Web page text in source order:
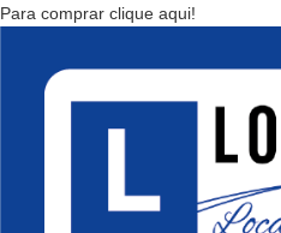
Para comprar clique aqui!